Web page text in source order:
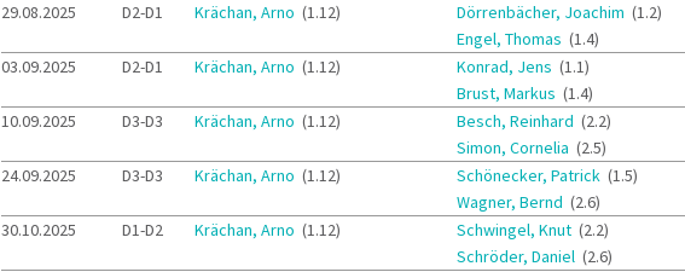
29.08.2025 D2-D1 Krächan, Arno (1.12) Dörrenbächer, Joachim (1.2)
Engel, Thomas (1.4)
03.09.2025 D2-D1 Krächan, Arno (1.12) Konrad, Jens (1.1)
Brust, Markus (1.4)
10.09.2025 D3-D3 Krächan, Arno (1.12) Besch, Reinhard (2.2)
Simon, Cornelia (2.5)
24.09.2025 D3-D3 Krächan, Arno (1.12) Schönecker, Patrick (1.5)
Wagner, Bernd (2.6)
30.10.2025 D1-D2 Krächan, Arno (1.12) Schwingel, Knut (2.2)
Schröder, Daniel (2.6)